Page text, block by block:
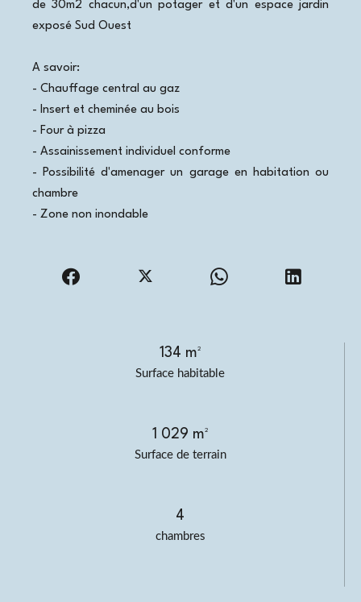
Surface habitable
134 m²
Surface de terrain
1 029 m²
chambres
4
de 30m2 chacun,d'un potager et d'un espace jardin
exposé Sud Ouest
A savoir:
- Chauffage central au gaz
- Insert et cheminée au bois
- Four à pizza
- Assainissement individuel conforme
- Possibilité d'amenager un garage en habitation ou
chambre
- Zone non inondable